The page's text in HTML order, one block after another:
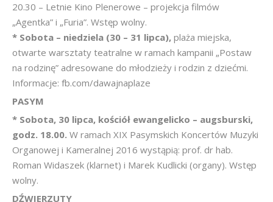
20.30 – Letnie Kino Plenerowe – projekcja filmów
„Agentka” i „Furia”. Wstęp wolny.
* Sobota – niedziela (30 – 31 lipca), plaża miejska,
otwarte warsztaty teatralne w ramach kampanii „Postaw
na rodzinę” adresowane do młodzieży i rodzin z dziećmi.
Informacje: fb.com/dawajnaplaze
PASYM
* Sobota, 30 lipca, kościół ewangelicko – augsburski,
godz. 18.00. W ramach XIX Pasymskich Koncertów Muzyki
Organowej i Kameralnej 2016 wystąpią: prof. dr hab.
Roman Widaszek (klarnet) i Marek Kudlicki (organy). Wstęp
wolny.
DŹWIERZUTY